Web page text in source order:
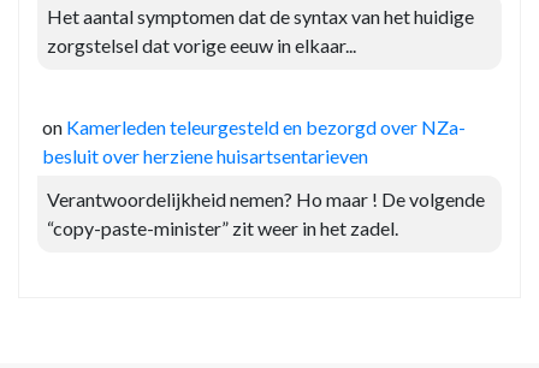
Het aantal symptomen dat de syntax van het huidige
zorgstelsel dat vorige eeuw in elkaar...
on Kamerleden teleurgesteld en bezorgd over NZa-
besluit over herziene huisartsentarieven
Verantwoordelijkheid nemen? Ho maar ! De volgende
“copy-paste-minister” zit weer in het zadel.